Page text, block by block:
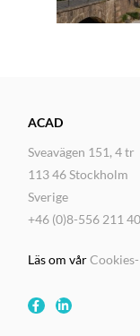
ACAD
Sveavägen 151, 4 tr
113 46 Stockholm
Sverige
+46 (0)8-556 211 40
Läs om vår